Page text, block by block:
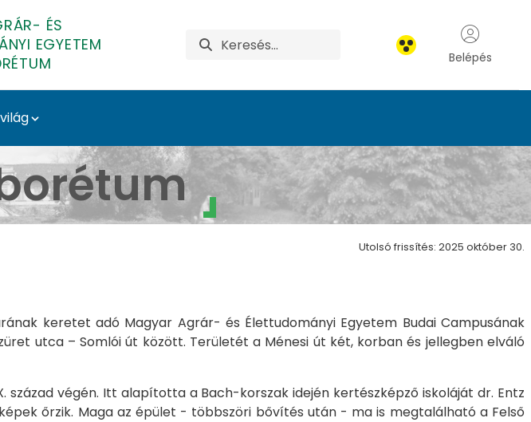
ÉS
EGYETEM
Belépés
Utolsó frissítés: 2025 október 30.
keretet adó Magyar Agrár- és Élettudományi Egyetem Budai Campusának
utca – Somlói út között. Területét a Ménesi út két, korban és jellegben elváló
végén. Itt alapította a Bach-korszak idején kertészképző iskoláját dr. Entz
őrzik. Maga az épület - többszöri bővítés után - ma is megtalálható a Felső